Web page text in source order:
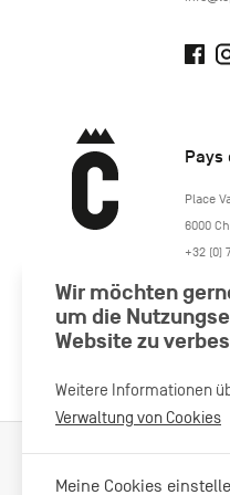
Pays
https://
Place
6000
+32 (0)
Wir möchten
um die
Website zu
Weitere Informationen
Verwaltung von Cookies
Meine Cookies